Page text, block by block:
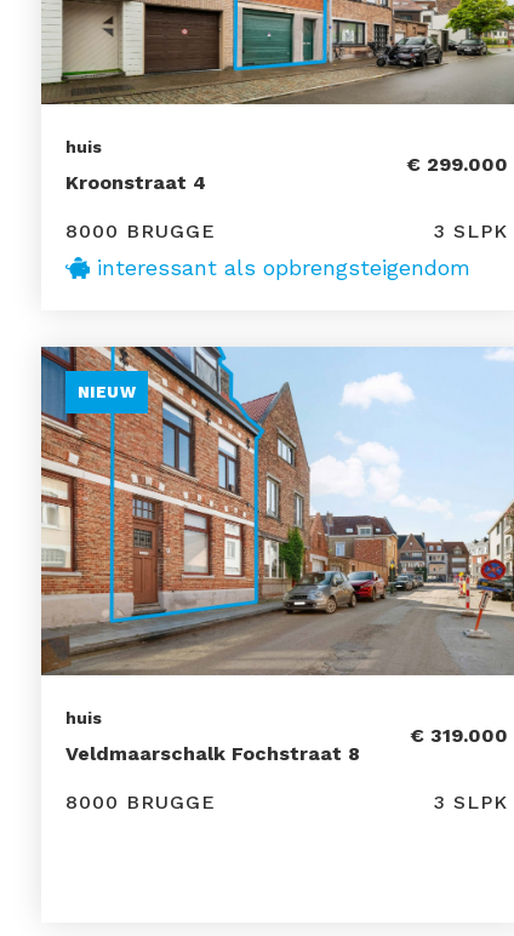
huis
Kroonstraat 4
€ 299.000
8000 BRUGGE 3 SLPK
interessant als opbrengsteigendom
NIEUW
huis
Veldmaarschalk Fochstraat 8
€ 319.000
8000 BRUGGE 3 SLPK